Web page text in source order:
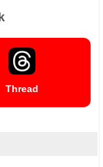
Thread